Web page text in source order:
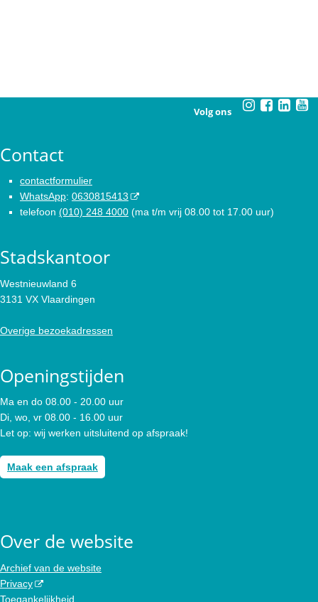
Volg ons
Contact
contactformulier
WhatsApp: 0630815413
telefoon (010) 248 4000 (ma t/m vrij 08.00 tot 17.00 uur)
Stadskantoor
Westnieuwland 6
3131 VX Vlaardingen
Overige bezoekadressen
Openingstijden
Ma en do 08.00 - 20.00 uur
Di, wo, vr 08.00 - 16.00 uur
Let op: wij werken uitsluitend op afspraak!
Maak een afspraak
Over de website
Archief van de website
Privacy
Toegankelijkheid